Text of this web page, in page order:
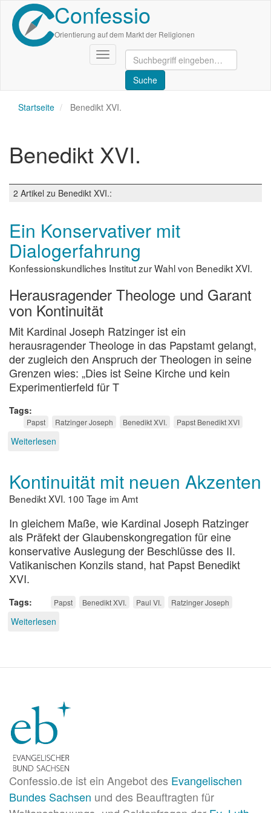
Direkt
zum
Inhalt
Confessio
Orientierung auf dem Markt der Religionen
Navigation
aktivieren/deaktivieren
Startseite Benedikt XVI.
Benedikt XVI.
2 Artikel zu Benedikt XVI.:
Ein Konservativer mit
Dialogerfahrung
Konfessionskundliches Institut zur Wahl von Benedikt XVI.
Herausragender Theologe und Garant
von Kontinuität
Mit Kardinal Joseph Ratzinger ist ein
herausragender Theologe in das Papstamt gelangt,
der zugleich den Anspruch der Theologen in seine
Grenzen wies: „Dies ist Seine Kirche und kein
Experimentierfeld für T
Tags
Papst Ratzinger Joseph Benedikt XVI. Papst Benedikt XVI
Weiterlesen
Dialogerfahrung
Kontinuität mit neuen Akzenten
Benedikt XVI. 100 Tage im Amt
In gleichem Maße, wie Kardinal Joseph Ratzinger
als Präfekt der Glaubenskongregation für eine
konservative Auslegung der Beschlüsse des II.
Vatikanischen Konzils stand, hat Papst Benedikt
XVI.
Tags Papst Benedikt XVI. Paul VI. Ratzinger Joseph
Weiterlesen
Akzenten
Confessio.de ist ein Angebot des Evangelischen
Bundes Sachsen und des Beauftragten für